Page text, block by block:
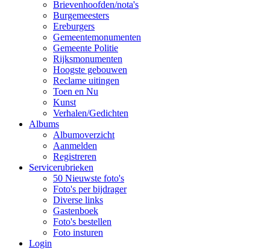
Brievenhoofden/nota's
Burgemeesters
Ereburgers
Gemeentemonumenten
Gemeente Politie
Rijksmonumenten
Hoogste gebouwen
Reclame uitingen
Toen en Nu
Kunst
Verhalen/Gedichten
Albums
Albumoverzicht
Aanmelden
Registreren
Servicerubrieken
50 Nieuwste foto's
Foto's per bijdrager
Diverse links
Gastenboek
Foto's bestellen
Foto insturen
Login